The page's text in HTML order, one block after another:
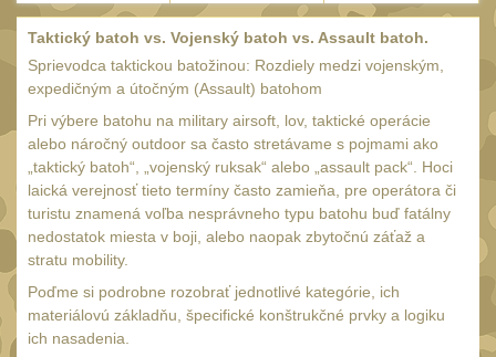
MONTÁŽE PRO OPTIKU
Adaptéry a risery 40
Boční montáže
Montáže pro optiku
1" Picatinny45
1" Dovetail
30mm Picatinny47
30mm Dovetail
Taktický batoh vs. Vojenský batoh vs. Assault batoh.
Sprievodca taktickou batožinou: Rozdiely medzi vojenským,
expedičným a útočným (Assault) batohom
Pri výbere batohu na military airsoft, lov, taktické operácie
alebo náročný outdoor sa často stretávame s pojmami ako
„taktický batoh“, „vojenský ruksak“ alebo „assault pack“. Hoci
laická verejnosť tieto termíny často zamieňa, pre operátora či
turistu znamená voľba nesprávneho typu batohu buď fatálny
nedostatok miesta v boji, alebo naopak zbytočnú záťaž a
stratu mobility.
Poďme si podrobne rozobrať jednotlivé kategórie, ich
materiálovú základňu, špecifické konštrukčné prvky a logiku
ich nasadenia.